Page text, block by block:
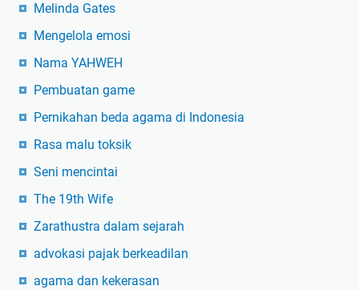
Melinda Gates
Mengelola emosi
Nama YAHWEH
Pembuatan game
Pernikahan beda agama di Indonesia
Rasa malu toksik
Seni mencintai
The 19th Wife
Zarathustra dalam sejarah
advokasi pajak berkeadilan
agama dan kekerasan